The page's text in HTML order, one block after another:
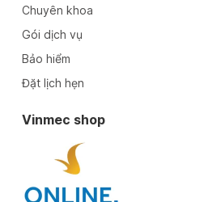
Chuyên khoa
Gói dịch vụ
Bảo hiểm
Đặt lịch hẹn
Vinmec shop